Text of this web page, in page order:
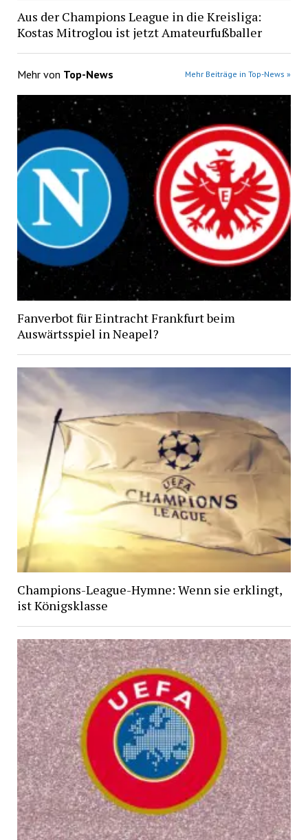
Aus der Champions League in die Kreisliga:
Kostas Mitroglou ist jetzt Amateurfußballer
Mehr von Top-News Mehr Beiträge in Top-News »
Fanverbot für Eintracht Frankfurt beim
Auswärtsspiel in Neapel?
Champions-League-Hymne: Wenn sie erklingt,
ist Königsklasse